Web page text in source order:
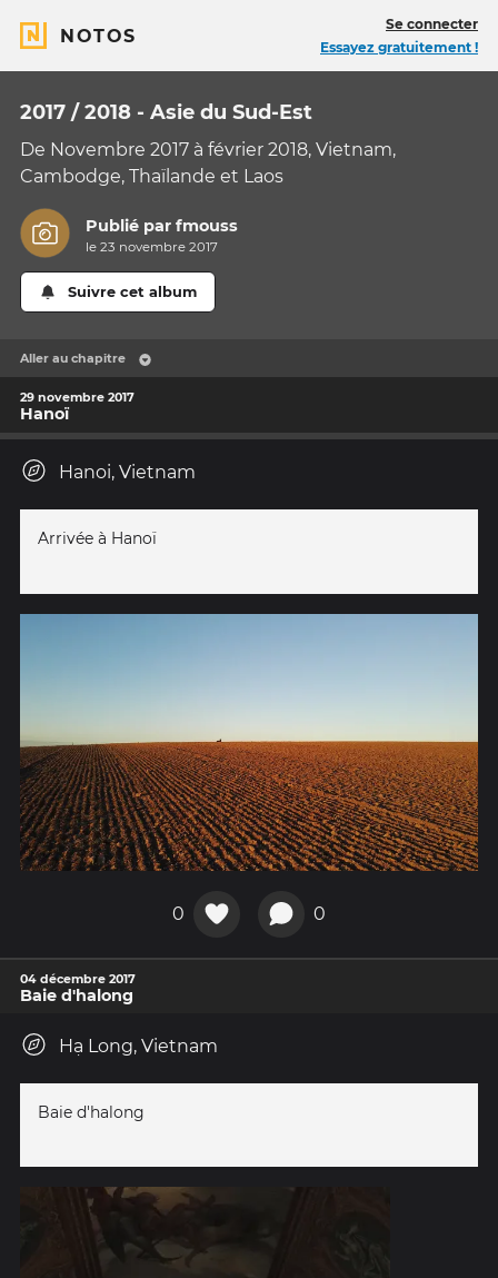
NOTOS
Se connecter
Essayez gratuitement !
2017 / 2018 - Asie du Sud-Est
De Novembre 2017 à février 2018, Vietnam,
Cambodge, Thaïlande et Laos
Publié parfmouss
le 23 novembre 2017
Suivre cet album
Aller au chapitre
29 novembre 2017
Hanoï
Hanoi, Vietnam
Arrivée à Hanoï
0 0
04 décembre 2017
Baie d'halong
Hạ Long, Vietnam
Baie d'halong